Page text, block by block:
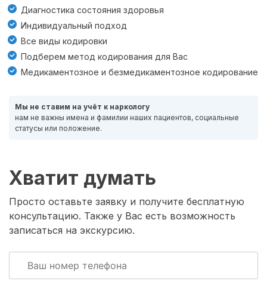
Диагностика состояния здоровья
Индивидуальный подход
Все виды кодировки
Подберем метод кодирования для Вас
Медикаментозное и безмедикаментозное кодирование
Мы не ставим на учёт к наркологу
нам не важны имена и фамилии наших пациентов, социальные
статусы или положение.
Хватит думать
Просто оставьте заявку и получите бесплатную
консультацию. Также у Вас есть возможность
записаться на экскурсию.